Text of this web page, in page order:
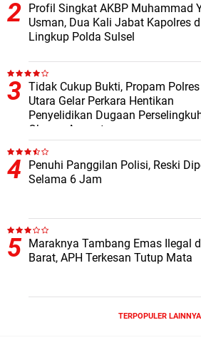
Profil Singkat AKBP Muhammad
Usman, Dua Kali Jabat Kapolres
Lingkup Polda Sulsel
Tidak Cukup Bukti, Propam
Utara Gelar Perkara Hentikan
Penyelidikan Dugaan
Oknum Anggota
Penuhi Panggilan Polisi, Reski
Selama 6 Jam
Maraknya Tambang Emas Ilegal
Barat, APH Terkesan Tutup Mata
TERPOPULER LAINNYA